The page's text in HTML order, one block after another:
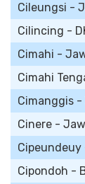
Cileungsi -
Cilincing -
Cimahi -
Cimahi
Cimanggis
Cinere -
Cipondoh -